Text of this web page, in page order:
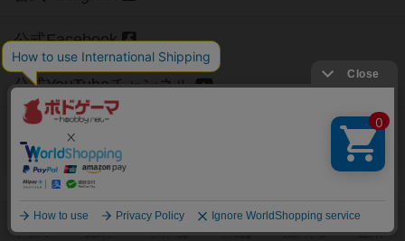
公式Facebook
公式YouTubeチャンネル